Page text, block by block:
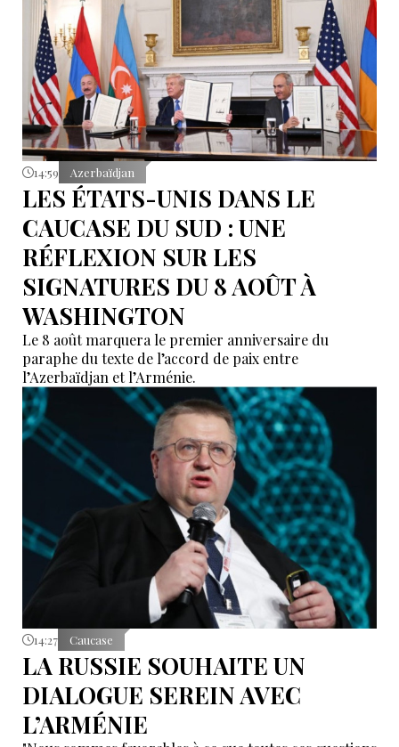
14:59 Azerbaïdjan
LES ÉTATS-UNIS DANS LE
CAUCASE DU SUD : UNE
RÉFLEXION SUR LES
SIGNATURES DU 8 AOÛT À
WASHINGTON
Le 8 août marquera le premier anniversaire du
paraphe du texte de l’accord de paix entre
l’Azerbaïdjan et l’Arménie.
14:27 Caucase
LA RUSSIE SOUHAITE UN
DIALOGUE SEREIN AVEC
L’ARMÉNIE